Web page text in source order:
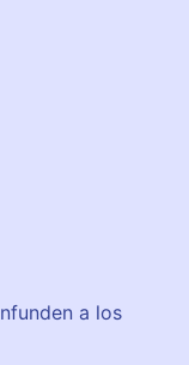
a los